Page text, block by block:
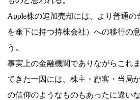
Apple株の追加売却には、より普通の
を傘下に持つ持株会社）への移行の
う。
事実上の金融機関でありながらこれ
てきた一因には、株主・顧客・当局
の信仰のようなものもあったに違いな